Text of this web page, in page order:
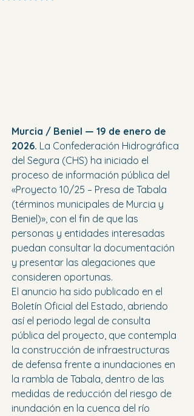
Murcia / Beniel — 19 de enero de
2026. La Confederación Hidrográfica
del Segura (CHS) ha iniciado el
proceso de información pública del
«Proyecto 10/25 – Presa de Tabala
(términos municipales de Murcia y
Beniel)», con el fin de que las
personas y entidades interesadas
puedan consultar la documentación
y presentar las alegaciones que
consideren oportunas.
El anuncio ha sido publicado en el
Boletín Oficial del Estado, abriendo
así el periodo legal de consulta
pública del proyecto, que contempla
la construcción de infraestructuras
de defensa frente a inundaciones en
la rambla de Tabala, dentro de las
medidas de reducción del riesgo de
inundación en la cuenca del río